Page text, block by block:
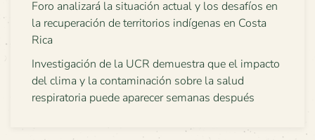
Foro analizará la situación actual y los desafíos en
la recuperación de territorios indígenas en Costa
Rica
Investigación de la UCR demuestra que el impacto
del clima y la contaminación sobre la salud
respiratoria puede aparecer semanas después